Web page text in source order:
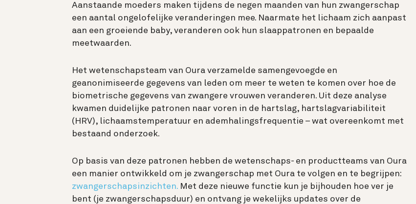
Aanstaande moeders maken tijdens de negen maanden van hun zwangerschap
een aantal ongelofelijke veranderingen mee. Naarmate het lichaam zich aanpast
aan een groeiende baby, veranderen ook hun slaappatronen en bepaalde
meetwaarden.
Het wetenschapsteam van Oura verzamelde samengevoegde en
geanonimiseerde gegevens van leden om meer te weten te komen over hoe de
biometrische gegevens van zwangere vrouwen veranderen. Uit deze analyse
kwamen duidelijke patronen naar voren in de hartslag, hartslagvariabiliteit
(HRV), lichaamstemperatuur en ademhalingsfrequentie – wat overeenkomt met
bestaand onderzoek.
Op basis van deze patronen hebben de wetenschaps- en productteams van Oura
een manier ontwikkeld om je zwangerschap met Oura te volgen en te begrijpen:
zwangerschapsinzichten. Met deze nieuwe functie kun je bijhouden hoe ver je
bent (je zwangerschapsduur) en ontvang je wekelijks updates over de